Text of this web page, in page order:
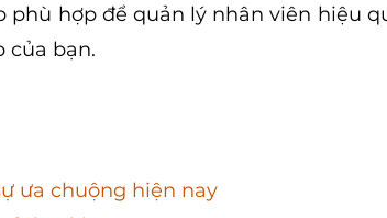
hợp để quản lý nhân viên hiệu
của bạn.
ưa chuộng hiện nay